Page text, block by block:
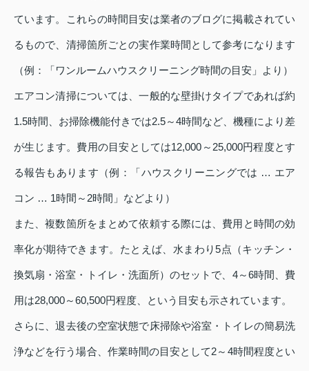
ています。これらの時間目安は業者のブログに掲載されてい
るもので、清掃箇所ごとの実作業時間として参考になります
（例：「ワンルームハウスクリーニング時間の目安」より）
エアコン清掃については、一般的な壁掛けタイプであれば約
1.5時間、お掃除機能付きでは2.5～4時間など、機種により差
が生じます。費用の目安としては12,000～25,000円程度とす
る報告もあります（例：「ハウスクリーニングでは … エア
コン … 1時間～2時間」などより）
また、複数箇所をまとめて依頼する際には、費用と時間の効
率化が期待できます。たとえば、水まわり5点（キッチン・
換気扇・浴室・トイレ・洗面所）のセットで、4～6時間、費
用は28,000～60,500円程度、という目安も示されています。
さらに、退去後の空室状態で床掃除や浴室・トイレの簡易洗
浄などを行う場合、作業時間の目安として2～4時間程度とい